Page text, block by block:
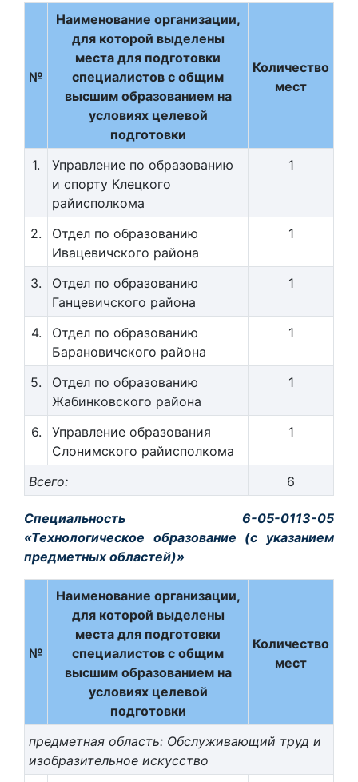
№
Наименование организации,
для которой выделены
места для подготовки
специалистов с общим
высшим образованием на
условиях целевой
подготовки
Количество
мест
1.
Управление по образованию
и спорту Клецкого
райисполкома
1
2.
Отдел по образованию
Ивацевичского района
1
3.
Отдел по образованию
Ганцевичского района
1
4.
Отдел по образованию
Барановичского района
1
5.
Отдел по образованию
Жабинковского района
1
6.
Управление образования
Слонимского райисполкома
1
Всего: 6
Специальность 6-05-0113-05
«Технологическое образование (с указанием
предметных областей)»
№
Наименование организации,
для которой выделены
места для подготовки
специалистов с общим
высшим образованием на
условиях целевой
подготовки
Количество
мест
предметная область: Обслуживающий труд и
изобразительное искусство